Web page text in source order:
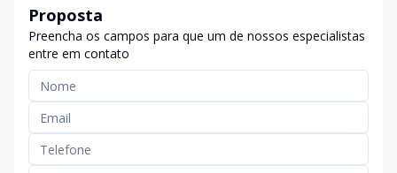
Proposta
Preencha os campos para que um de nossos especialistas
entre em contato